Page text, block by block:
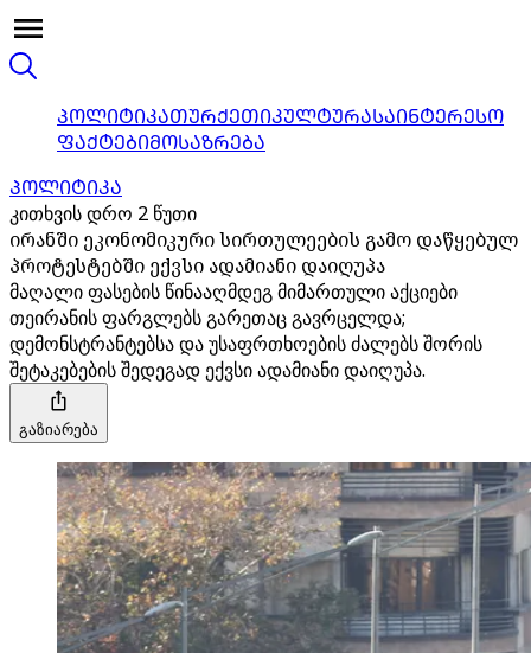
ᲞᲝᲚᲘᲢᲘᲙᲐᲗᲣᲠᲥᲔᲗᲘᲙᲣᲚᲢᲣᲠᲐᲡᲐᲘᲜᲢᲔᲠᲔᲡᲝ
ᲤᲐᲥᲢᲔᲑᲘᲛᲝᲡᲐᲖᲠᲔᲑᲐ
ᲞᲝᲚᲘᲢᲘᲙᲐ
კითხვის დრო 2 წუთი
ირანში ეკონომიკური სირთულეების გამო დაწყებულ
პროტესტებში ექვსი ადამიანი დაიღუპა
მაღალი ფასების წინააღმდეგ მიმართული აქციები
თეირანის ფარგლებს გარეთაც გავრცელდა;
დემონსტრანტებსა და უსაფრთხოების ძალებს შორის
შეტაკებების შედეგად ექვსი ადამიანი დაიღუპა.
გაზიარება